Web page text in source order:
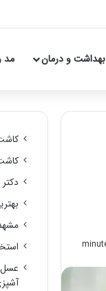
بهداشت و درمان مد
عسل